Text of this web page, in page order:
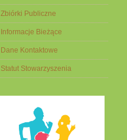
Zbiórki Publiczne
Informacje Bieżące
Dane Kontaktowe
Statut Stowarzyszenia